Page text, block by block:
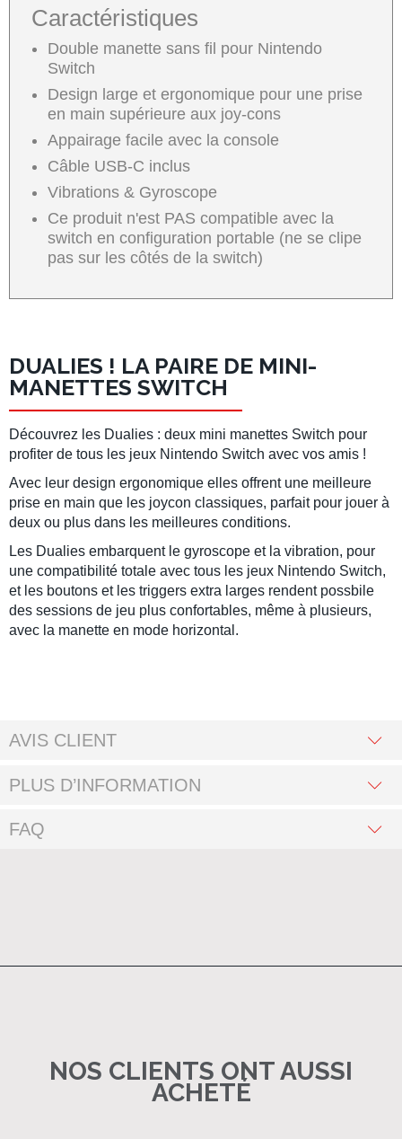
Caractéristiques
Double manette sans fil pour Nintendo
Switch
Design large et ergonomique pour une prise
en main supérieure aux joy-cons
Appairage facile avec la console
Câble USB-C inclus
Vibrations & Gyroscope
Ce produit n'est PAS compatible avec la
switch en configuration portable (ne se clipe
pas sur les côtés de la switch)
DUALIES ! LA PAIRE DE MINI-
MANETTES SWITCH
Découvrez les Dualies : deux mini manettes Switch pour
profiter de tous les jeux Nintendo Switch avec vos amis !
Avec leur design ergonomique elles offrent une meilleure
prise en main que les joycon classiques, parfait pour jouer à
deux ou plus dans les meilleures conditions.
Les Dualies embarquent le gyroscope et la vibration, pour
une compatibilité totale avec tous les jeux Nintendo Switch,
et les boutons et les triggers extra larges rendent possbile
des sessions de jeu plus confortables, même à plusieurs,
avec la manette en mode horizontal.
AVIS CLIENT
PLUS D’INFORMATION
FAQ
NOS CLIENTS ONT AUSSI
ACHETÉ